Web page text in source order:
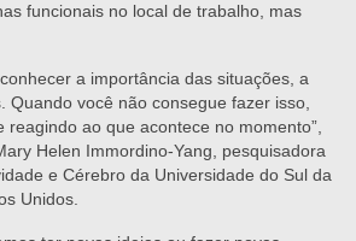
funcionais no local de trabalho, mas
a importância das situações, a
Quando você não consegue fazer isso,
reagindo ao que acontece no momento”,
Helen Immordino-Yang, pesquisadora
e Cérebro da Universidade do Sul da
Unidos.